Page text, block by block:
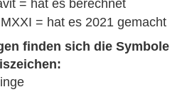
= hat es berechnet
= hat es 2021 gemacht
finden sich die Symbole